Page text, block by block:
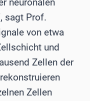
sagt Prof.
von etwa
und
Zellen der
Zellen